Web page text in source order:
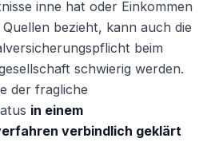
Weiter
inne hat oder Einkommen
bezieht, kann auch die
beim
schwierig werden.
der fragliche
in einem
verbindlich geklärt